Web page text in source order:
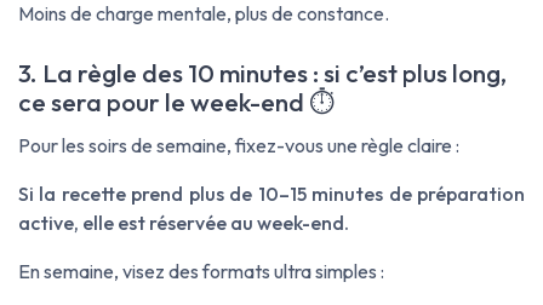
Moins de charge mentale, plus de constance.
3. La règle des 10 minutes : si c’est plus long,
ce sera pour le week-end ⏱️
Pour les soirs de semaine, fixez-vous une règle claire :
Si la recette prend plus de 10–15 minutes de préparation
active, elle est réservée au week-end.
En semaine, visez des formats ultra simples :